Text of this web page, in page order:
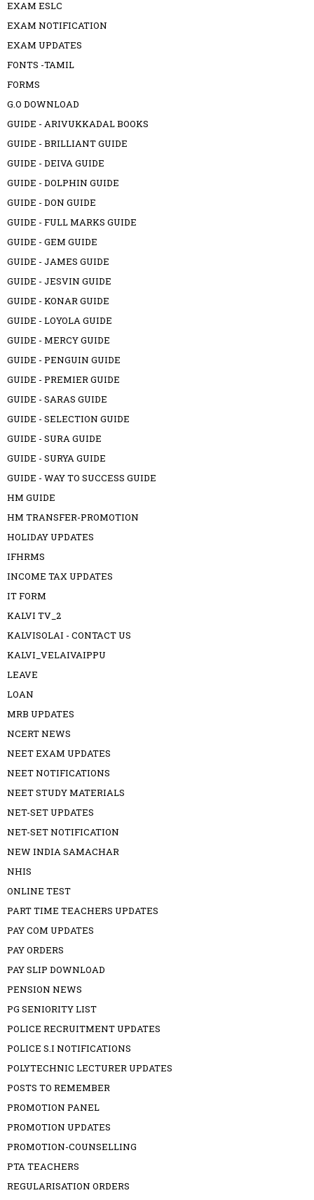
EXAM ESLC
EXAM NOTIFICATION
EXAM UPDATES
FONTS -TAMIL
FORMS
G.O DOWNLOAD
GUIDE - ARIVUKKADAL BOOKS
GUIDE - BRILLIANT GUIDE
GUIDE - DEIVA GUIDE
GUIDE - DOLPHIN GUIDE
GUIDE - DON GUIDE
GUIDE - FULL MARKS GUIDE
GUIDE - GEM GUIDE
GUIDE - JAMES GUIDE
GUIDE - JESVIN GUIDE
GUIDE - KONAR GUIDE
GUIDE - LOYOLA GUIDE
GUIDE - MERCY GUIDE
GUIDE - PENGUIN GUIDE
GUIDE - PREMIER GUIDE
GUIDE - SARAS GUIDE
GUIDE - SELECTION GUIDE
GUIDE - SURA GUIDE
GUIDE - SURYA GUIDE
GUIDE - WAY TO SUCCESS GUIDE
HM GUIDE
HM TRANSFER-PROMOTION
HOLIDAY UPDATES
IFHRMS
INCOME TAX UPDATES
IT FORM
KALVI TV_2
KALVISOLAI - CONTACT US
KALVI_VELAIVAIPPU
LEAVE
LOAN
MRB UPDATES
NCERT NEWS
NEET EXAM UPDATES
NEET NOTIFICATIONS
NEET STUDY MATERIALS
NET-SET UPDATES
NET-SET NOTIFICATION
NEW INDIA SAMACHAR
NHIS
ONLINE TEST
PART TIME TEACHERS UPDATES
PAY COM UPDATES
PAY ORDERS
PAY SLIP DOWNLOAD
PENSION NEWS
PG SENIORITY LIST
POLICE RECRUITMENT UPDATES
POLICE S.I NOTIFICATIONS
POLYTECHNIC LECTURER UPDATES
POSTS TO REMEMBER
PROMOTION PANEL
PROMOTION UPDATES
PROMOTION-COUNSELLING
PTA TEACHERS
REGULARISATION ORDERS